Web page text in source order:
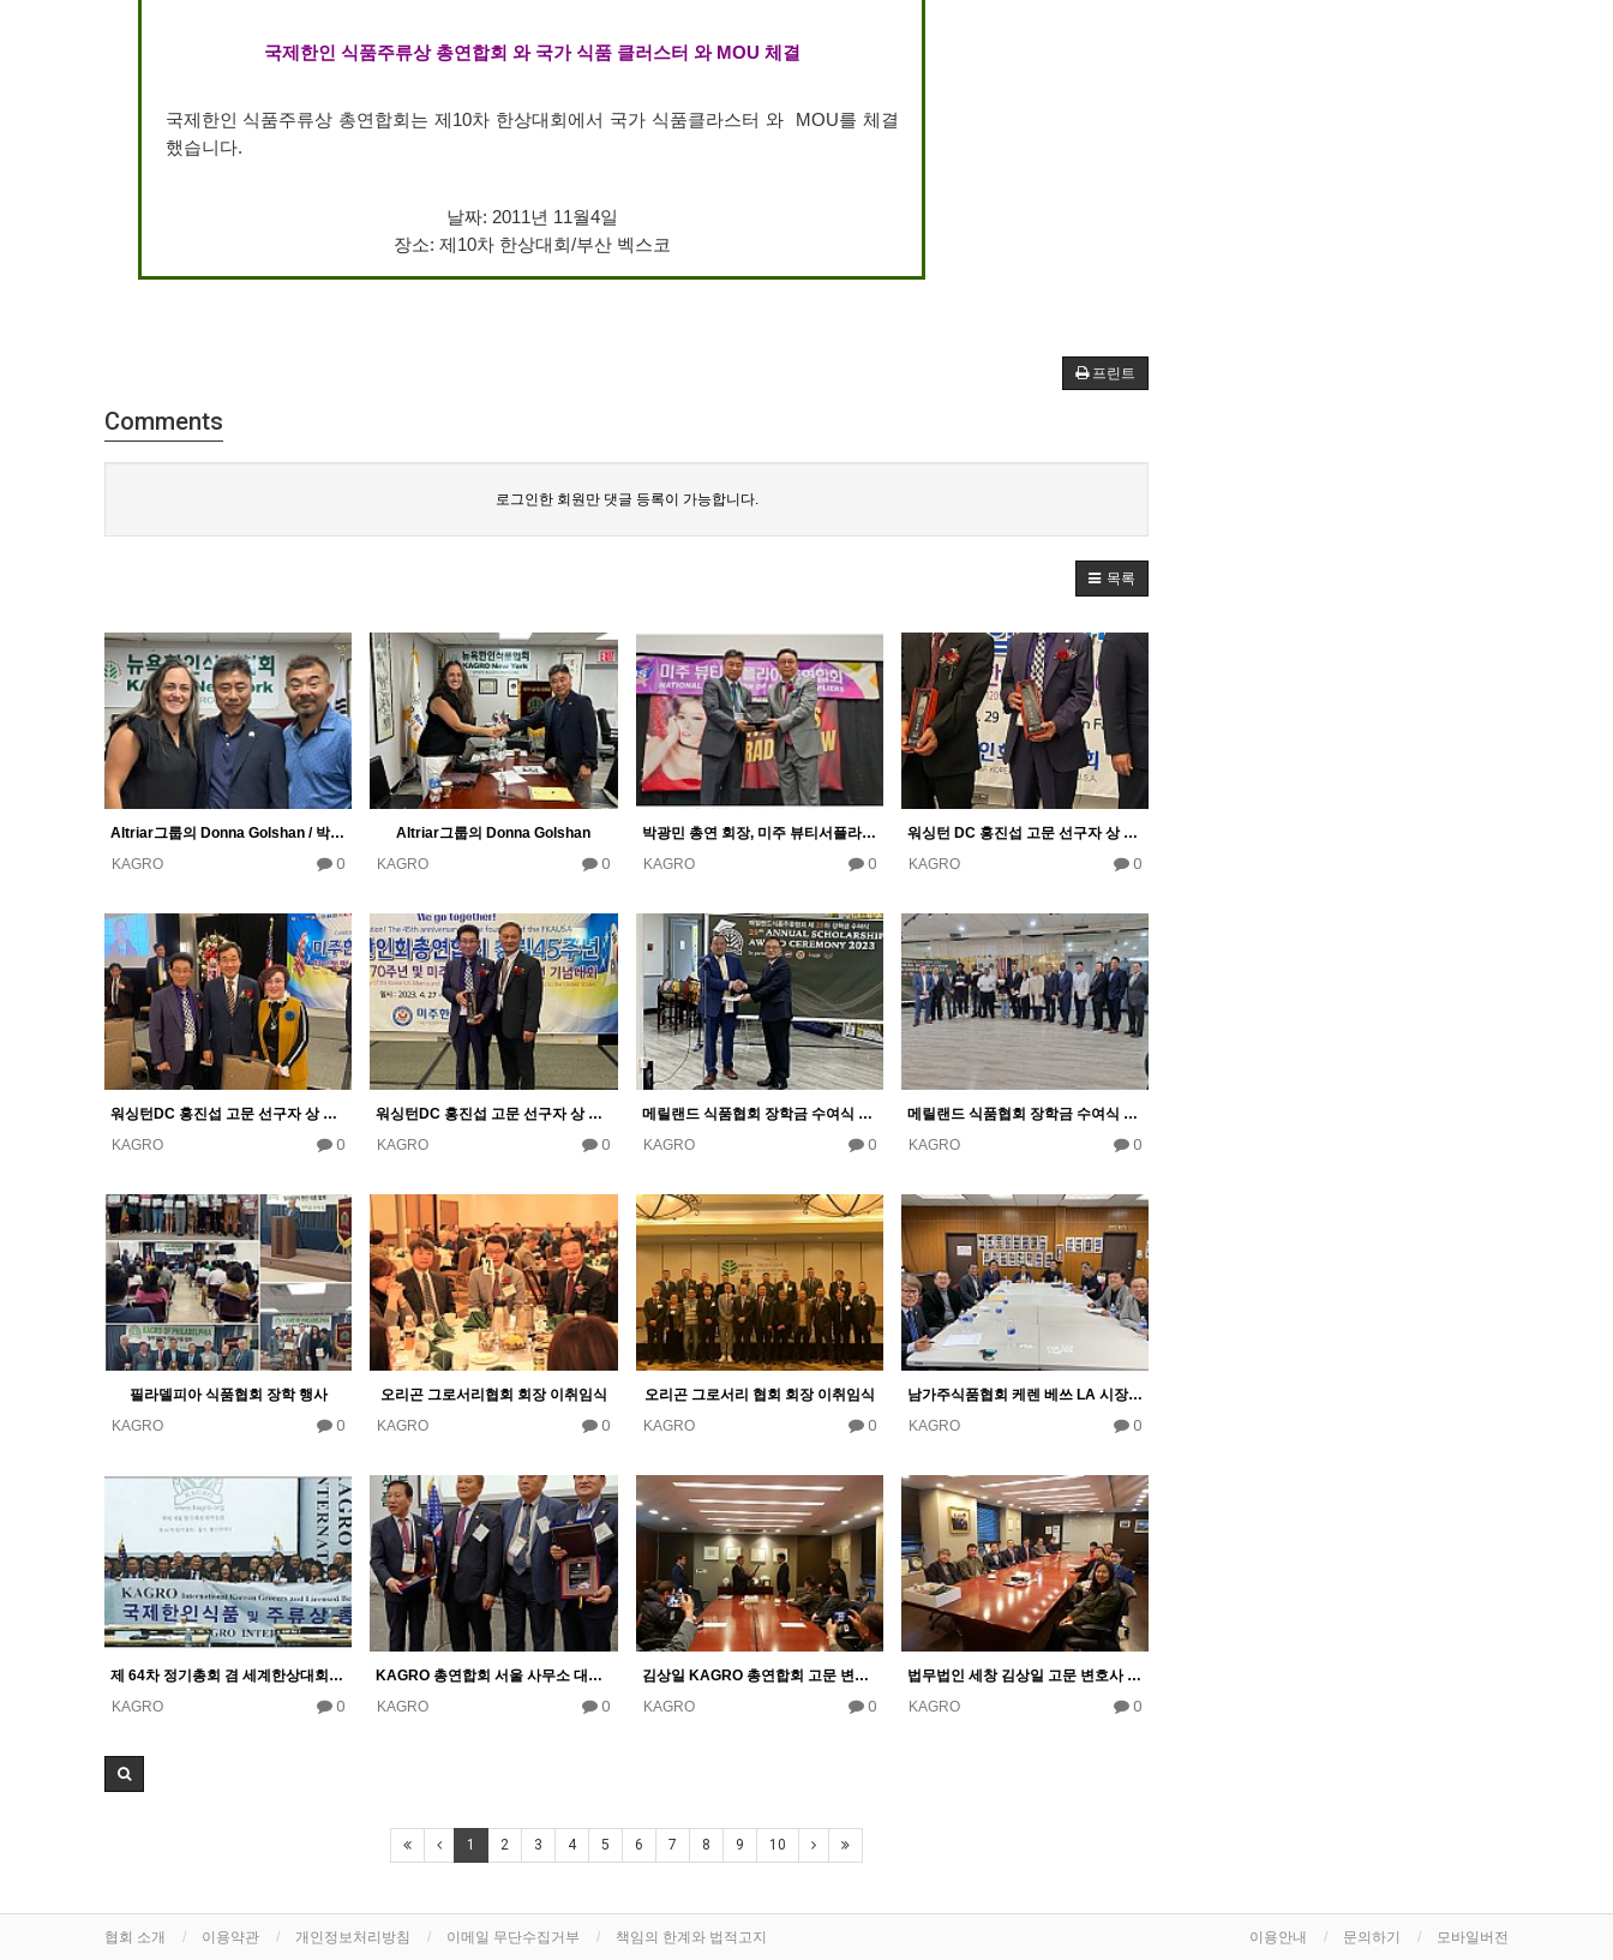
국제한인 식품주류상 총연합회 와 국가 식품 클러스터 와 MOU 체결
국제한인 식품주류상 총연합회는 제10차 한상대회에서 국가 식품클라스터 와 MOU를 체결
했습니다.
날짜: 2011년 11월4일
장소: 제10차 한상대회/부산 벡스코
프린트
Comments
로그인한 회원만 댓글 등록이 가능합니다.
목록
Altriar그룹의 Donna Golshan / 박광민 총연 회장 / 정종환 이사장
KAGRO
0
Altriar그룹의 Donna Golshan
KAGRO
0
박광민 총연 회장, 미주 뷰티서플라이총연합회에 감사패 전달
KAGRO
0
워싱턴 DC 홍진섭 고문 선구자 상 수상
KAGRO
0
워싱턴DC 홍진섭 고문 선구자 상 수상 기념
KAGRO
0
워싱턴DC 홍진섭 고문 선구자 상 수상 기념
KAGRO
0
메릴랜드 식품협회 장학금 수여식 행사 4월 30일
KAGRO
0
메릴랜드 식품협회 장학금 수여식 행사 4월 30일
KAGRO
0
필라델피아 식품협회 장학 행사
KAGRO
0
오리곤 그로서리협회 회장 이취임식
KAGRO
0
오리곤 그로서리 협회 회장 이취임식
KAGRO
0
남가주식품협회 케렌 베쓰 LA 시장 간담회
KAGRO
0
제 64차 정기총회 겸 세계한상대회 울산
KAGRO
0
KAGRO 총연합회 서울 사무소 대표 공로패 수여
KAGRO
0
김상일 KAGRO 총연합회 고문 변호사
KAGRO
0
법무법인 세창 김상일 고문 변호사 사무실에서
KAGRO
0
1 2 3 4 5 6 7 8 9 10
협회 소개 이용약관 개인정보처리방침 이메일 무단수집거부 책임의 한계와 법적고지 이용안내 문의하기 모바일버전